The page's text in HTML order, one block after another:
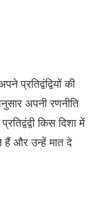
प्रतिद्वंद्वियों की
अपनी रणनीति
किस दिशा में
हैं और उन्हें मात दे